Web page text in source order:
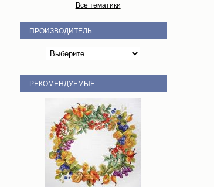
Все тематики
ПРОИЗВОДИТЕЛЬ
РЕКОМЕНДУЕМЫЕ